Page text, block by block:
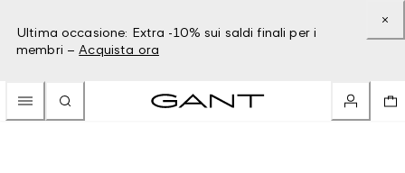
Ultima occasione: Extra -10% sui saldi finali per i
membri – Acquista ora